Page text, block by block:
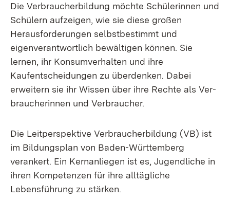
Die Verbraucherbildung möchte Schülerinnen und
Schülern aufzeigen, wie sie diese großen
Herausforderungen selbstbestimmt und
eigenverantwortlich bewältigen können. Sie
lernen, ihr Konsumverhalten und ihre
Kaufentscheidungen zu überdenken. Dabei
erweitern sie ihr Wis­sen über ih­re Rech­te als Ver­
brau­che­rin­nen und Ver­brau­cher.
Die Leitperspektive Verbraucherbildung (VB) ist
im Bildungsplan von Baden-Württemberg
verankert. Ein Kernanliegen ist es, Jugendliche in
ihren Kompetenzen für ihre alltägliche
Lebensführung zu stärken.